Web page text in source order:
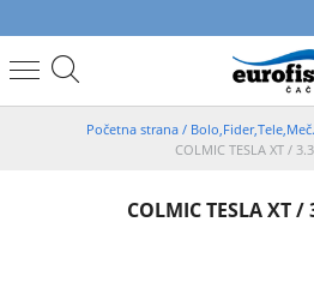
Početna strana /
COLMIC TESLA XT /
COLMIC TESLA XT